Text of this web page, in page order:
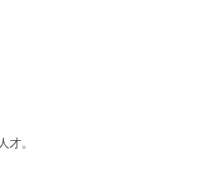
。